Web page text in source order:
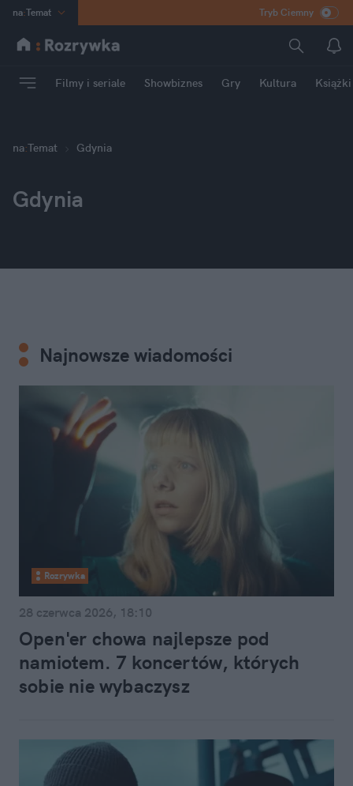
na:Temat
INN Poland
mama
Rozrywka
Tryb Ciemny
Filmy i seriale Showbiznes Gry Kultura Książki
na:Temat Gdynia
Gdynia
Najnowsze wiadomości
Rozrywka
28 czerwca 2026, 18:10
Open'er chowa najlepsze pod
namiotem. 7 koncertów, których
sobie nie wybaczysz